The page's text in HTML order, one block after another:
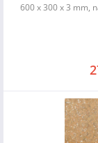
600 x 300 x 3 mm,